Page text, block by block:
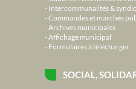
Intercommunalités &
Commandes et marchés
Archives municipales
Affichage municipal
Formulaires à télécharger
SOCIAL,